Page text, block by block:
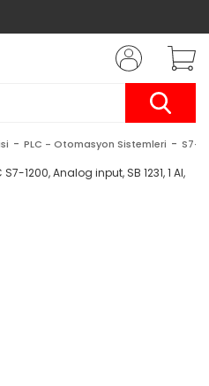
PLC - Otomasyon Sistemleri S7-